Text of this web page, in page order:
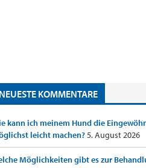
NEUESTE KOMMENTARE
kann ich meinem Hund die
leicht machen?5. August 2026
Möglichkeiten gibt es zur